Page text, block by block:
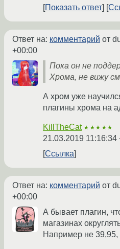
Показать ответ
Ответ на: комментарий от
+00:00
Пока он не
Хрома, не вижу
А хром уже
плагины хрома на
KillTheCat ★★★★★
21.03.2019 11:16:34
Ссылка
Ответ на: комментарий от
+00:00
А бывает плагин,
магазинах
Например не 39,95,